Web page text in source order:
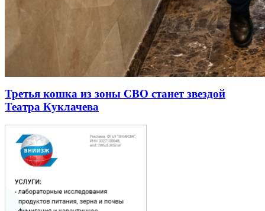
Третья кошка из зоны СВО станет звездой
Театра Куклачева